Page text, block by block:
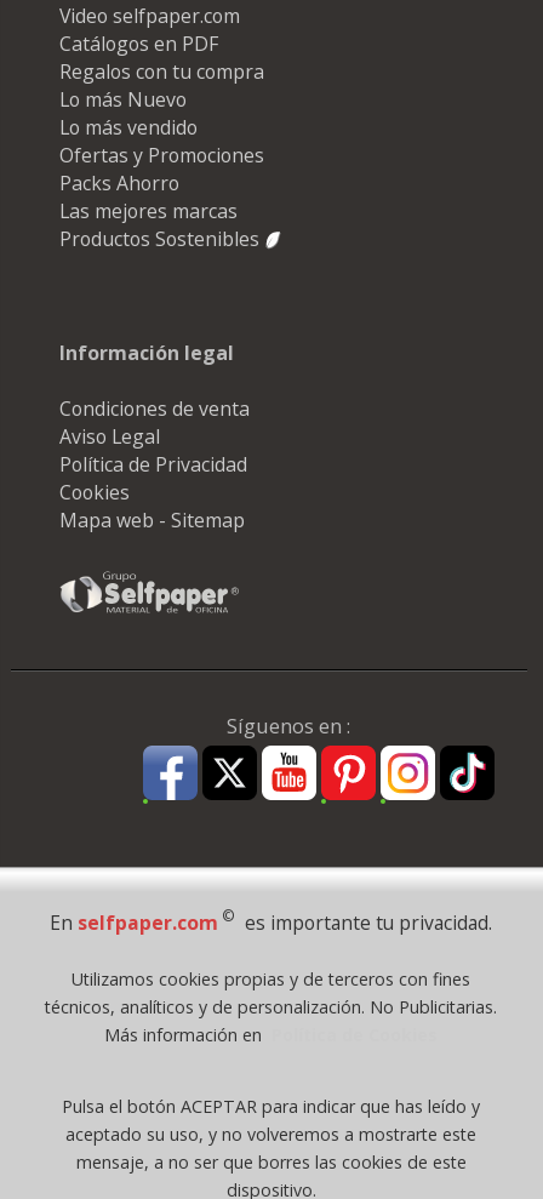
Video selfpaper.com
Catálogos en PDF
Regalos con tu compra
Lo más Nuevo
Lo más vendido
Ofertas y Promociones
Packs Ahorro
Las mejores marcas
Productos Sostenibles
Información legal
Condiciones de venta
Aviso Legal
Política de Privacidad
Cookies
Mapa web - Sitemap
Síguenos en :
Pago Seguro
Todos los derechos reservados
©selfpaper.com, y las webs de ©gruposelfpaper.org están gestionadas, y
Registro Mercantil de Valencia ( España ) CEE:
Tomo 7263, Libro 4565, Folio 1, Sección 8, Hoja V-85203.
En selfpaper.com © es importante tu privacidad.
Utilizamos cookies propias y de terceros con fines
técnicos, analíticos y de personalización. No Publicitarias.
Más información en
Pulsa el botón ACEPTAR para indicar que has leído y
aceptado su uso, y no volveremos a mostrarte este
mensaje, a no ser que borres las cookies de este
dispositivo.